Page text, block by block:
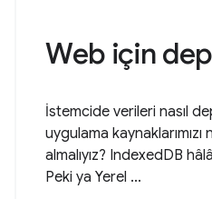
Web için
İstemcide verileri nasıl
uygulama kaynaklarımızı
almalıyız? IndexedDB
Peki ya Yerel ...